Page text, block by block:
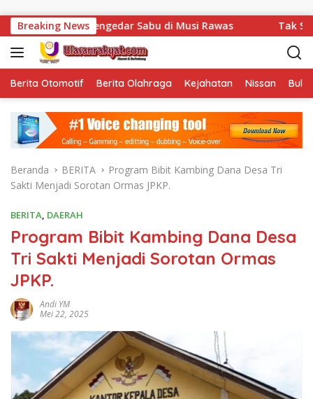
Breaking News
Pengedar Sabu di Musi Rawas Tak Sekadar
Berita Otomotif Berita Olahraga Kejahatan Nissan
Beranda BERITA
Program Bibit Kambing Dana Desa Tri
Sakti Menjadi Sorotan Ormas JPKP.
BERITA, DAERAH
Program Bibit Kambing Dana Desa
Tri Sakti Menjadi Sorotan Ormas
JPKP.
Andi YM
Mei 22, 2025